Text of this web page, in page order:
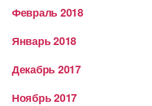
Февраль 2018
Январь 2018
Декабрь 2017
Ноябрь 2017